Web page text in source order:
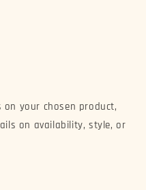
your chosen product,
on availability, style, or